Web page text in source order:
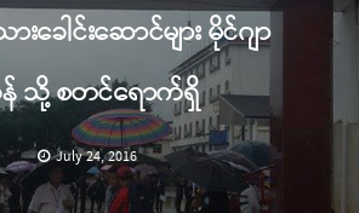
းခေါင်းဆောင်များ မိုင်ဂျာ
သို့ စတင်ရောက်ရှိ
July 24, 2016